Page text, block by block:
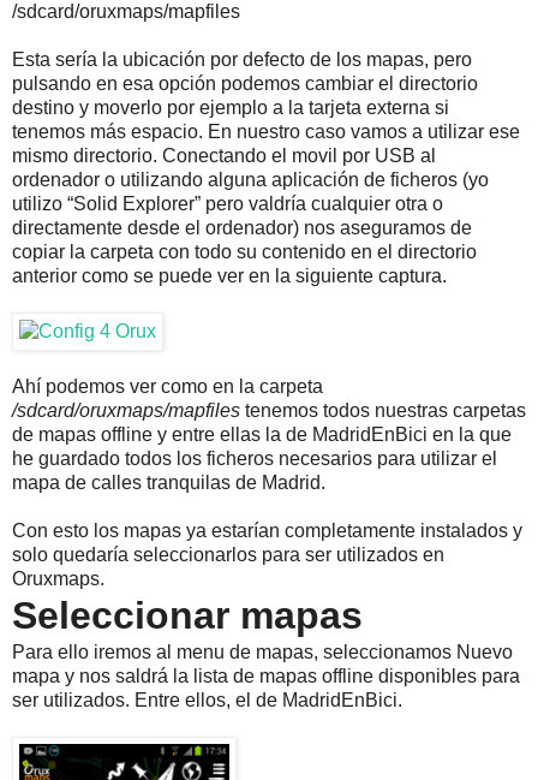
/sdcard/oruxmaps/mapfiles
Esta sería la ubicación por defecto de los mapas, pero
pulsando en esa opción podemos cambiar el directorio
destino y moverlo por ejemplo a la tarjeta externa si
tenemos más espacio. En nuestro caso vamos a utilizar ese
mismo directorio. Conectando el movil por USB al
ordenador o utilizando alguna aplicación de ficheros (yo
utilizo “Solid Explorer” pero valdría cualquier otra o
directamente desde el ordenador) nos aseguramos de
copiar la carpeta con todo su contenido en el directorio
anterior como se puede ver en la siguiente captura.
Ahí podemos ver como en la carpeta
/sdcard/oruxmaps/mapfiles tenemos todos nuestras carpetas
de mapas offline y entre ellas la de MadridEnBici en la que
he guardado todos los ficheros necesarios para utilizar el
mapa de calles tranquilas de Madrid.
Con esto los mapas ya estarían completamente instalados y
solo quedaría seleccionarlos para ser utilizados en
Oruxmaps.
Seleccionar mapas
Para ello iremos al menu de mapas, seleccionamos Nuevo
mapa y nos saldrá la lista de mapas offline disponibles para
ser utilizados. Entre ellos, el de MadridEnBici.